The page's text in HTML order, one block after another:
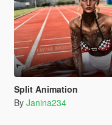
Split Animation
By Janina234